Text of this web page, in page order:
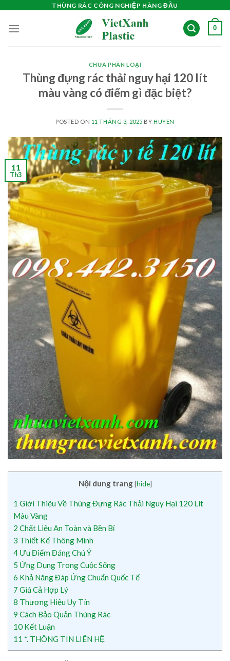
content
THÙNG RÁC CÔNG NGHIỆP HÀNG ĐẦU
0
CHƯA PHÂN LOẠI
Thùng đựng rác thải nguy hại 120 lít
màu vàng có điểm gì đặc biệt?
POSTED ON 11 THÁNG 3, 2025 BY HUYEN
11
Th3
Nội dung trang [hide]
1 Giới Thiệu Về Thùng Đựng Rác Thải Nguy Hại 120 Lít
Màu Vàng
2 Chất Liệu An Toàn và Bền Bỉ
3 Thiết Kế Thông Minh
4 Ưu Điểm Đáng Chú Ý
5 Ứng Dụng Trong Cuộc Sống
6 Khả Năng Đáp Ứng Chuẩn Quốc Tế
7 Giá Cả Hợp Lý
8 Thương Hiệu Uy Tín
9 Cách Bảo Quản Thùng Rác
10 Kết Luận
11 *. THÔNG TIN LIÊN HỆ